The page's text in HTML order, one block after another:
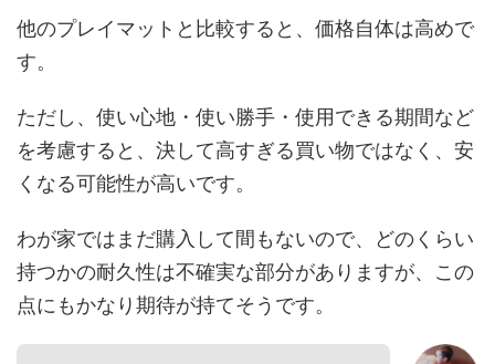
他のプレイマットと比較すると、価格自体は高めで
す。
ただし、使い心地・使い勝手・使用できる期間など
を考慮すると、決して高すぎる買い物ではなく、安
くなる可能性が高いです。
わが家ではまだ購入して間もないので、どのくらい
持つかの耐久性は不確実な部分がありますが、この
点にもかなり期待が持てそうです。